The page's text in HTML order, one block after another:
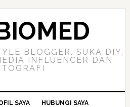
BLOGGER. SUKA DIY,
INFLUENCER DAN
SAYA HUBUNGI SAYA